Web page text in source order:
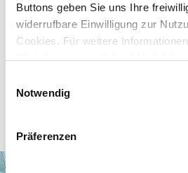
Buttons geben Sie uns Ihre
widerrufbare Einwilligung zur
Cookies. Für weitere
"Details anzeigen". Die
Datenschutzerklärung
Notwendig
Präferenzen